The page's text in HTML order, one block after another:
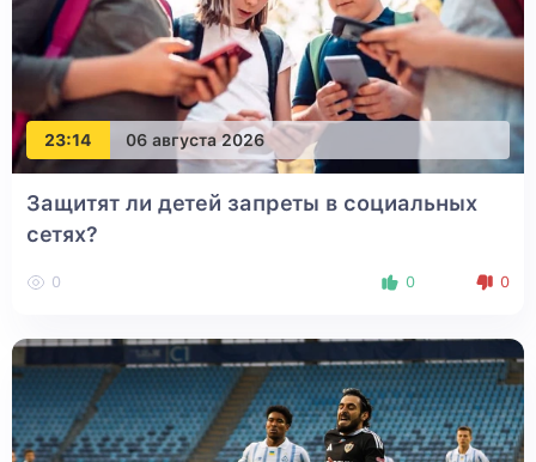
23:14 06 августа 2026
Защитят ли детей запреты в социальных
сетях?
0 0 0